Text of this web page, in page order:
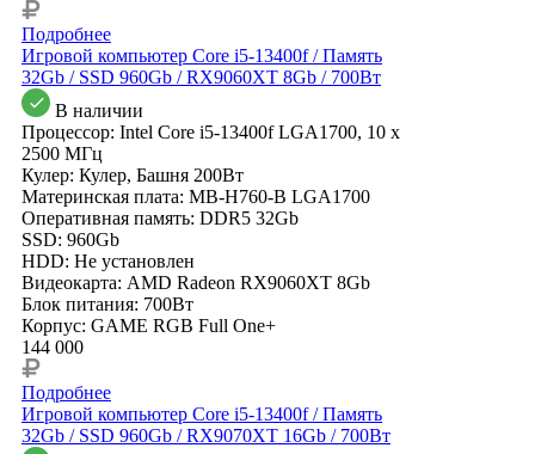
Подробнее
Игровой компьютер Core i5-13400f / Память
32Gb / SSD 960Gb / RX9060XT 8Gb / 700Вт
В наличии
Процессор: Intel Core i5-13400f LGA1700, 10 x
2500 МГц
Кулер: Кулер, Башня 200Вт
Материнская плата: MB-H760-B LGA1700
Оперативная память: DDR5 32Gb
SSD: 960Gb
HDD: Не установлен
Видеокарта: AMD Radeon RX9060XT 8Gb
Блок питания: 700Вт
Корпус: GAME RGB Full One+
144 000
Подробнее
Игровой компьютер Core i5-13400f / Память
32Gb / SSD 960Gb / RX9070XT 16Gb / 700Вт